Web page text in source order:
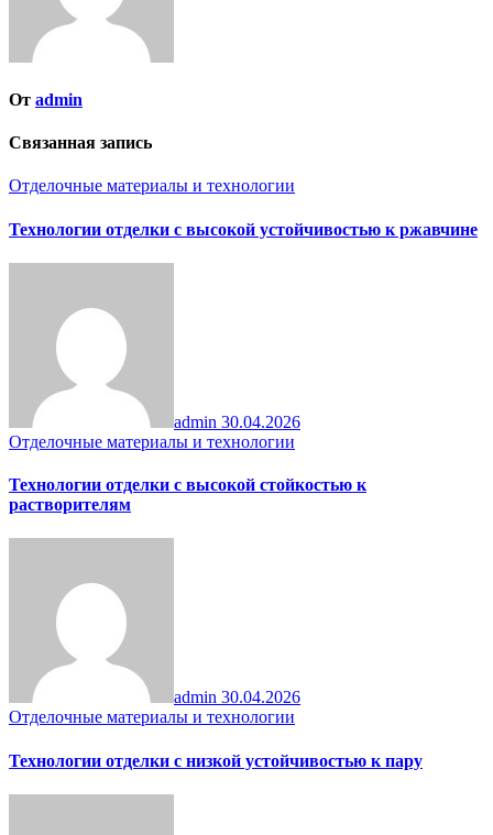
От admin
Связанная запись
Отделочные материалы и технологии
Технологии отделки с высокой устойчивостью к ржавчине
admin 30.04.2026
Отделочные материалы и технологии
Технологии отделки с высокой стойкостью к
растворителям
admin 30.04.2026
Отделочные материалы и технологии
Технологии отделки с низкой устойчивостью к пару